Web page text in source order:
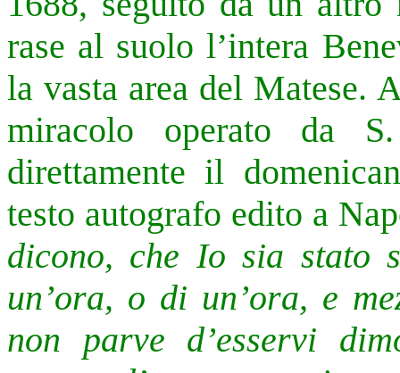
rase al suolo l’intera
la vasta area del Matese.
miracolo operato da
direttamente il
testo autografo edito a
dicono, che Io sia stato
un’ora, o di un’ora, e
non parve d’esservi